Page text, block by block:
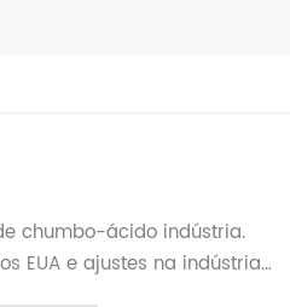
chumbo-ácido indústria.